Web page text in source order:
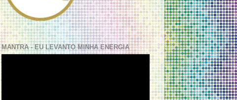
MANTRA - EU LEVANTO MINHA ENERGIA